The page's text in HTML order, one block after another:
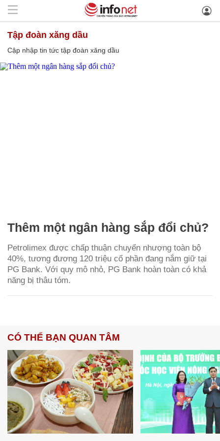
tập đoàn xăng dầu
Cập nhập tin tức tập đoàn xăng dầu
Thêm một ngân hàng sắp đổi chủ?
Petrolimex được chấp thuận chuyển nhượng toàn bộ
40%, tương đương 120 triệu cổ phần đang nắm giữ tại
PG Bank. Với quy mô nhỏ, PG Bank hoàn toàn có khả
năng bị thâu tóm.
CÓ THỂ BẠN QUAN TÂM